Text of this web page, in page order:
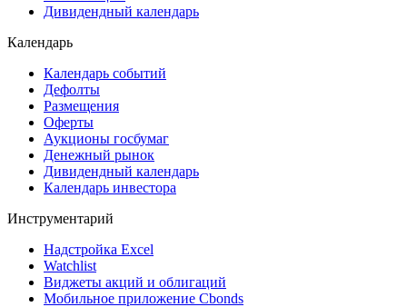
Дивидендный календарь
Календарь
Календарь событий
Дефолты
Размещения
Оферты
Аукционы госбумаг
Денежный рынок
Дивидендный календарь
Календарь инвестора
Инструментарий
Надстройка Excel
Watchlist
Виджеты акций и облигаций
Мобильное приложение Cbonds